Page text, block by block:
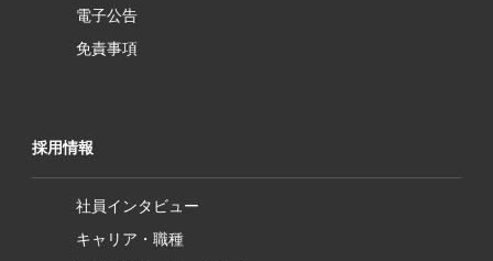
電子公告
免責事項
採用情報
社員インタビュー
キャリア・職種